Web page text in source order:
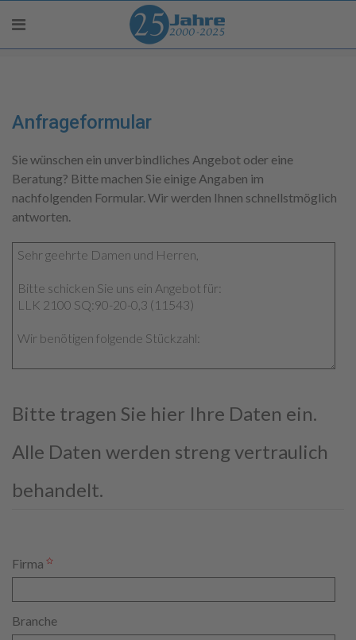
Anfrageformular
Sie wünschen ein unverbindliches Angebot oder eine
Beratung? Bitte machen Sie einige Angaben im
nachfolgenden Formular. Wir werden Ihnen schnellstmöglich
antworten.
Bitte tragen Sie hier Ihre Daten ein.
Alle Daten werden streng vertraulich
behandelt.
Firma
Branche